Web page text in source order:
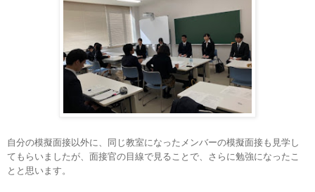
自分の模擬面接以外に、同じ教室になったメンバーの模擬面接も見学し
てもらいましたが、面接官の目線で見ることで、さらに勉強になったこ
とと思います。